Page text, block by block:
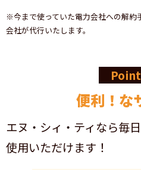
※今まで使っていた電力会社への解約
会社が代行いたします。
便利！な
エヌ・シィ・ティなら毎
使用いただけます！